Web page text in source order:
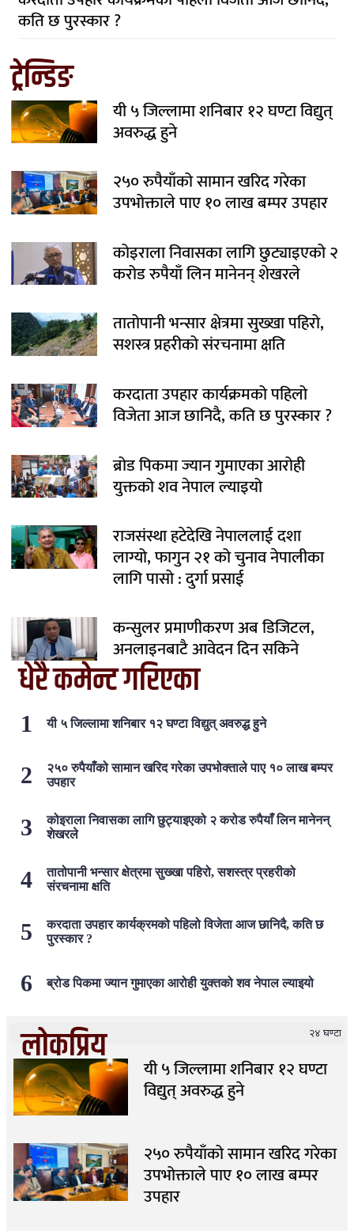
कति छ पुरस्कार ?
ट्रेन्डिङ
यी ५ जिल्लामा शनिबार १२ घण्टा विद्युत्
अवरुद्ध हुने
२५० रुपैयाँको सामान खरिद गरेका
उपभोक्ताले पाए १० लाख बम्पर उपहार
कोइराला निवासका लागि छुट्याइएको २
करोड रुपैयाँ लिन मानेनन् शेखरले
तातोपानी भन्सार क्षेत्रमा सुख्खा पहिरो,
सशस्त्र प्रहरीको संरचनामा क्षति
करदाता उपहार कार्यक्रमको पहिलो
विजेता आज छानिदै, कति छ पुरस्कार ?
ब्रोड पिकमा ज्यान गुमाएका आरोही
युक्तको शव नेपाल ल्याइयो
राजसंस्था हटेदेखि नेपाललाई दशा
लाग्यो, फागुन २१ को चुनाव नेपालीका
लागि पासो : दुर्गा प्रसाई
कन्सुलर प्रमाणीकरण अब डिजिटल,
अनलाइनबाटै आवेदन दिन सकिने
धेरै कमेन्ट गरिएका
यी ५ जिल्लामा शनिबार १२ घण्टा विद्युत् अवरुद्ध हुने
२५० रुपैयाँको सामान खरिद गरेका उपभोक्ताले पाए १० लाख बम्पर
उपहार
कोइराला निवासका लागि छुट्याइएको २ करोड रुपैयाँ लिन मानेनन्
शेखरले
तातोपानी भन्सार क्षेत्रमा सुख्खा पहिरो, सशस्त्र प्रहरीको
संरचनामा क्षति
करदाता उपहार कार्यक्रमको पहिलो विजेता आज छानिदै, कति छ
पुरस्कार ?
ब्रोड पिकमा ज्यान गुमाएका आरोही युक्तको शव नेपाल ल्याइयो
लोकप्रिय २४ घण्टा
यी ५ जिल्लामा शनिबार १२ घण्टा
विद्युत् अवरुद्ध हुने
२५० रुपैयाँको सामान खरिद गरेका
उपभोक्ताले पाए १० लाख बम्पर
उपहार